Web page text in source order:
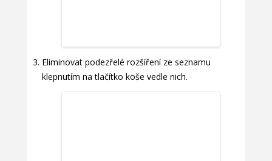
Eliminovat podezřelé rozšíření ze seznamu
klepnutím na tlačítko koše vedle nich.